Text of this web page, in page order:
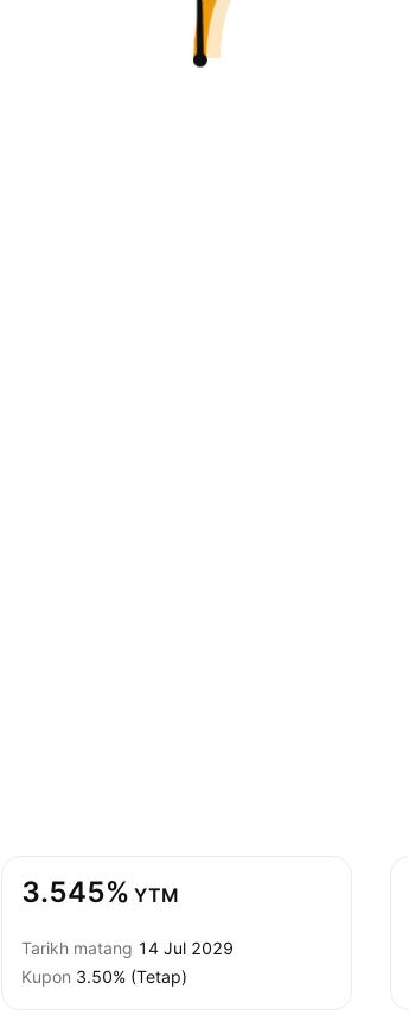
3.545% YTM
Tarikh matang 14 Jul 2029
Kupon 3.50% (Tetap)